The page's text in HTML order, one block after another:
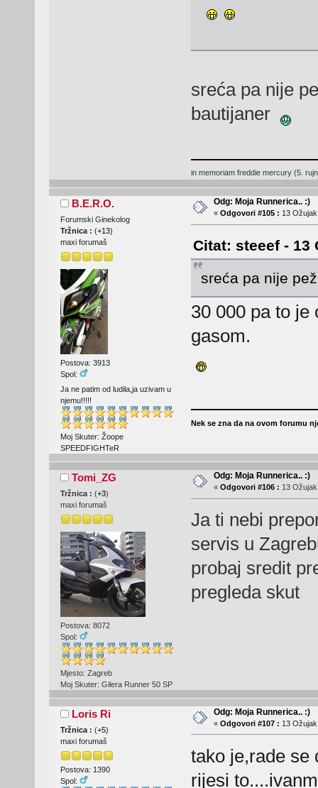
sreća pa nije
bautijaner
in memoriam freddie mercury (5.
B.E.R.O.
Forumski Ginekolog
Tržnica : (+13)
maxi forumaš
Postova: 3913
Spol:
Ja ne patim od ludila,ja uzivam u
njemu!!!!!
Moj Skuter: Žoope
SPEEDFIGHTeR
Odg: Moja Runnerica.. :)
« Odgovori #105 : 13
Citat: steeef - 13
sreća pa nije
30 000 pa to je
gasom.
Nek se zna da na ovom forumu
Tomi_ZG
Tržnica : (+3)
maxi forumaš
Postova: 8072
Spol:
Mjesto: Zagreb
Moj Skuter: Gilera Runner 50 SP
Odg: Moja Runnerica.. :)
« Odgovori #106 : 13
Ja ti nebi
servis u
probaj sredit
pregleda skut
Loris Ri
Tržnica : (+5)
maxi forumaš
Postova: 1390
Spol:
Odg: Moja Runnerica.. :)
« Odgovori #107 : 13
tako je,rade se
rijesi